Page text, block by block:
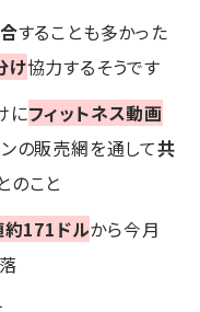
することも多かった
け協力するそうです
にフィットネス動画
の販売網を通して共
のこと
約171ドルから今月